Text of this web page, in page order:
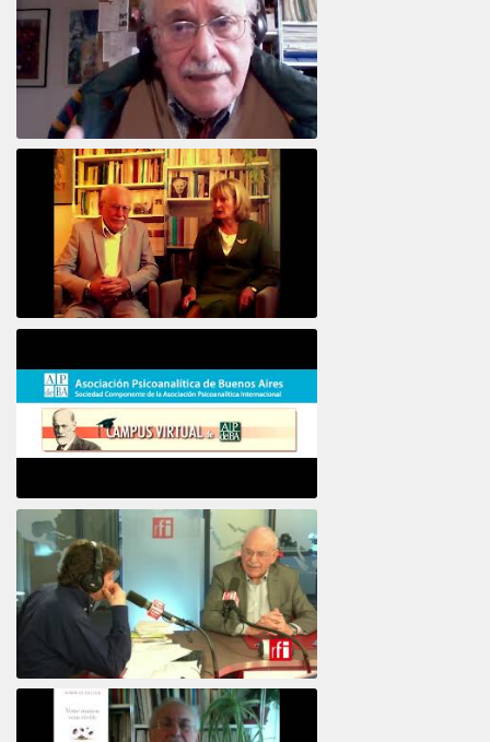
Intervista ad Alberto Eiguer
Psicoanálisis por Skype y teléfono Alberto
Eiguer presenta el curso virtual 2017